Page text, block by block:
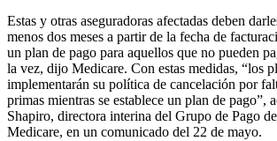
Estas y otras aseguradoras afectadas deben
menos dos meses a partir de la fecha de
un plan de pago para aquellos que no pueden
la vez, dijo Medicare. Con estas medidas, “los
implementarán su política de cancelación por
primas mientras se establece un plan de pago”,
Shapiro, directora interina del Grupo de Pago
Medicare, en un comunicado del 22 de mayo.